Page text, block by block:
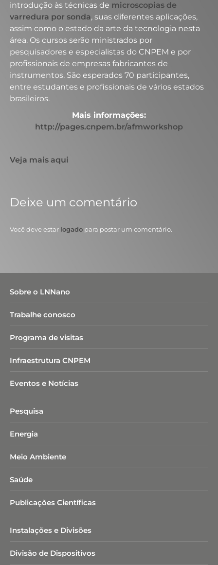
introdução às técnicas de microscopias de
varredura por sonda, suas diferentes aplicações,
assim como o estado da arte da tecnologia nesta
área. Os cursos serão ministrados por
pesquisadores e especialistas do CNPEM e por
profissionais de empresas fabricantes de
instrumentos. São esperados 70 participantes,
entre estudantes e profissionais de vários estados
brasileiros.
Mais informações:
http://pages.cnpem.br/afmworkshop
Veja mais aqui
Deixe um comentário
Você deve estar logado para postar um comentário.
Sobre o LNNano
Trabalhe conosco
Programa de visitas
Infraestrutura CNPEM
Eventos e Notícias
Pesquisa
Energia
Meio Ambiente
Saúde
Publicações Científicas
Instalações e Divisões
Divisão de Dispositivos